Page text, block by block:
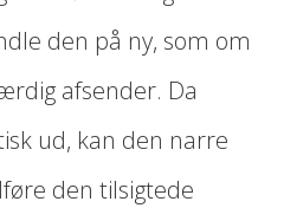
den på ny, som om
afsender. Da
ud, kan den narre
den tilsigtede